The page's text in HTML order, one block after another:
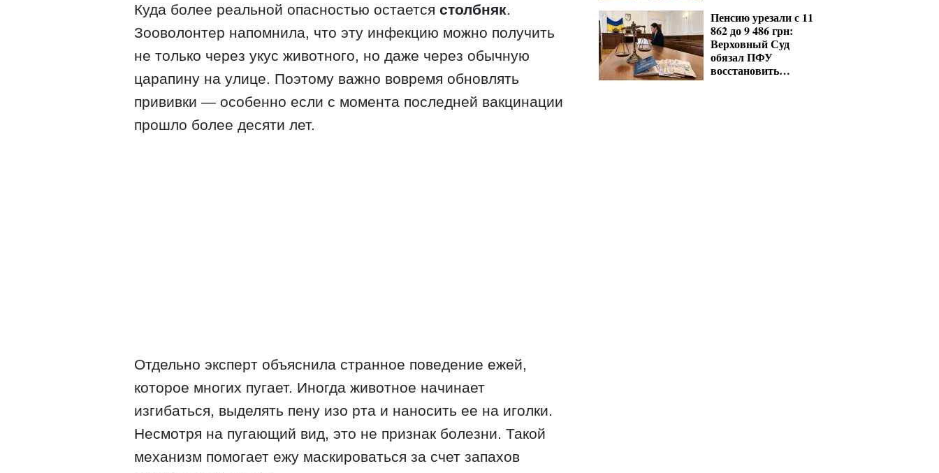
Куда более реальной опасностью остается столбняк.
Зооволонтер напомнила, что эту инфекцию можно получить
не только через укус животного, но даже через обычную
царапину на улице. Поэтому важно вовремя обновлять
прививки — особенно если с момента последней вакцинации
прошло более десяти лет.
Отдельно эксперт объяснила странное поведение ежей,
которое многих пугает. Иногда животное начинает
изгибаться, выделять пену изо рта и наносить ее на иголки.
Несмотря на пугающий вид, это не признак болезни. Такой
механизм помогает ежу маскироваться за счет запахов
предприятий
Пенсию урезали с 11
862 до 9 486 грн:
Верховный Суд
обязал ПФУ
восстановить